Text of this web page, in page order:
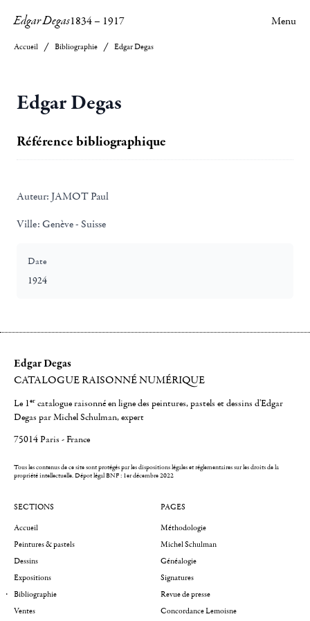
Edgar Degas1834– 1917 Menu
Accueil Bibliographie Edgar Degas
Edgar Degas
Référence bibliographique
Auteur: JAMOT Paul
Ville: Genève - Suisse
Date
1924
Edgar Degas
CATALOGUE RAISONNÉ NUMÉRIQUE
Le 1er catalogue raisonné en ligne des peintures, pastels et dessins d'Edgar
Degas par Michel Schulman, expert
75014 Paris - France
Tous les contenus de ce site sont protégés par les dispositions légales et réglementaires sur les droits de la
propriété intellectuelle.Dépot légal BNF : 1er décembre 2022
SECTIONS
Accueil
Peintures & pastels
Dessins
Expositions
Bibliographie
Ventes
PAGES
Méthodologie
Michel Schulman
Généalogie
Signatures
Revue de presse
Concordance Lemoisne